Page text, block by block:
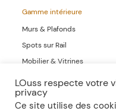
Gamme intérieure
Murs & Plafonds
Spots sur Rail
Mobilier & Vitrines
Gammes Complètes
LOuss respecte votre
privacy
Ce site utilise des